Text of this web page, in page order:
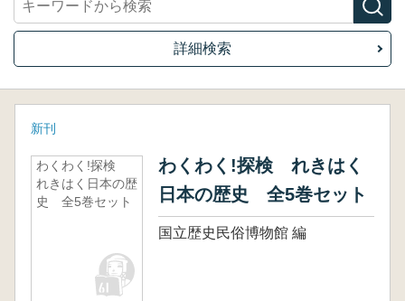
詳細検索
新刊
わくわく!探検
れきはく日本の歴
史 全5巻セット
わくわく!探検 れきはく
日本の歴史 全5巻セット
国立歴史民俗博物館 編